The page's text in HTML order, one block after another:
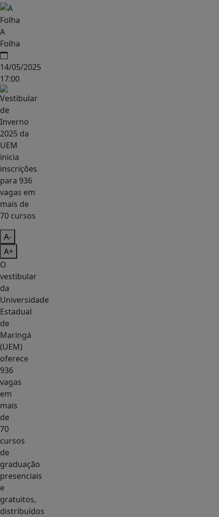
A
Folha
14/05/2025
17:00
A-
A+
O
vestibular
da
Universidade
Estadual
de
Maringá
(UEM)
oferece
936
vagas
em
mais
de
70
cursos
de
graduação
presenciais
e
gratuitos,
distribuídos